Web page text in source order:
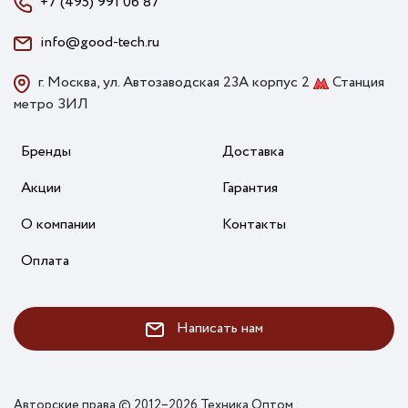
info@good-tech.ru
г. Москва, ул. Автозаводская 23А корпус 2
Станция
метро ЗИЛ
Бренды
Акции
О компании
Оплата
Доставка
Гарантия
Контакты
Написать нам